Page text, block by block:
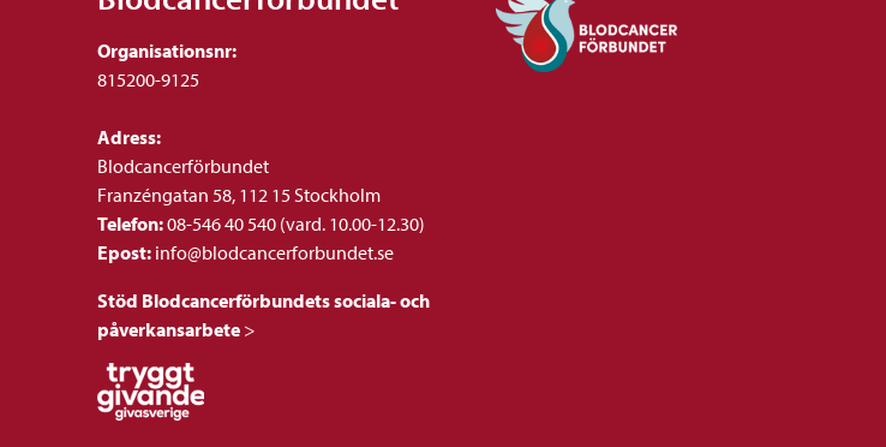
Organisationsnr:
815200-9125
Adress:
Blodcancerförbundet
Franzéngatan 58, 112 15 Stockholm
Telefon:08-546 40 540 (vard. 10.00-12.30)
Epost: info@blodcancerforbundet.se
Stöd Blodcancerförbundets sociala- och
påverkansarbete >